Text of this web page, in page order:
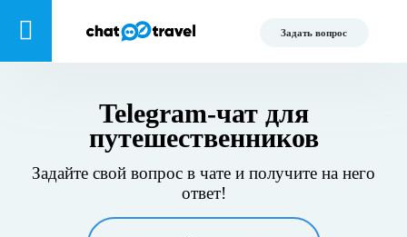
Задать вопрос
Telegram-чат для
путешественников
Задайте свой вопрос в чате и получите на него
ответ!